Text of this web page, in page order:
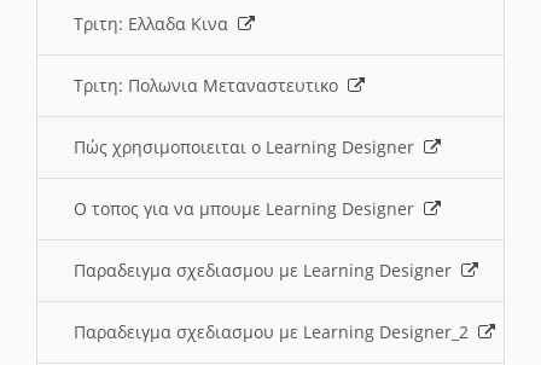
Τριτη: Ελλαδα Κινα
Τριτη: Πολωνια Μεταναστευτικο
Πώς χρησιμοποιειται ο Learning Designer
O τοπος για να μπουμε Learning Designer
Παραδειγμα σχεδιασμου με Learning Designer
Παραδειγμα σχεδιασμου με Learning Designer_2